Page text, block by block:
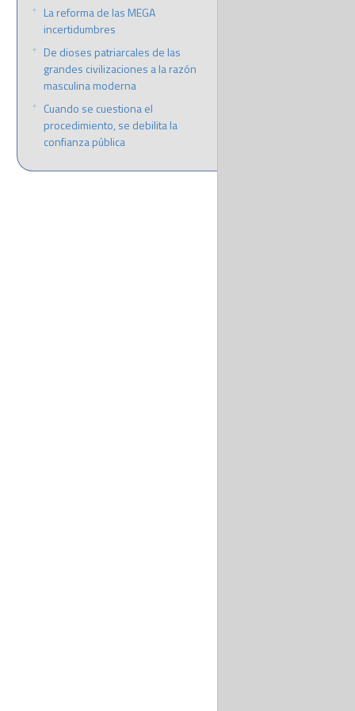
La reforma de las MEGA
incertidumbres
De dioses patriarcales de las
grandes civilizaciones a la razón
masculina moderna
Cuando se cuestiona el
procedimiento, se debilita la
confianza pública